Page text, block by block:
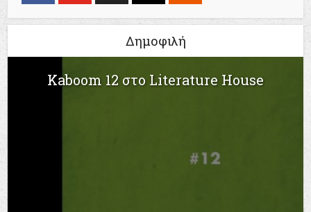
Δημοφιλή
Kaboom 12 στο Literature House